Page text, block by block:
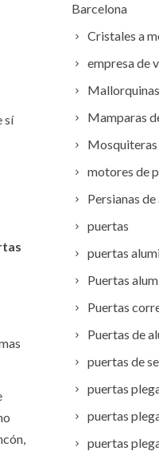
sí
Barcelona
Cristales a
empresa de
Mamparas
motores de
Persianas
puertas
puertas
Puertas
Puertas
Puertas de
puertas de
puertas
puertas
puertas